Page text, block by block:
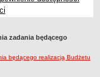
zadania będącego
będącego realizacją Budżetu